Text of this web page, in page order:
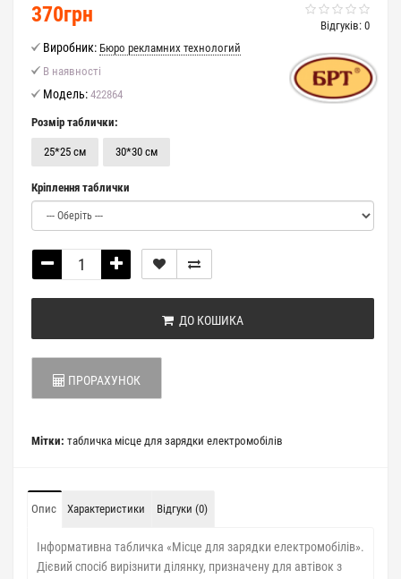
Відгуків: 0
370грн
Виробник: Бюро рекламних технологий
В наявності
Модель: 422864
Розмір таблички:
25*25 см 30*30 см
Кріплення таблички
ДО КОШИКА
ПРОРАХУНОК
Мітки: табличка місце для зарядки електромобілів
Опис Характеристики Відгуки (0)
Інформативна табличка «Місце для зарядки електромобілів».
Дієвий спосіб вирізнити ділянку, призначену для автівок з